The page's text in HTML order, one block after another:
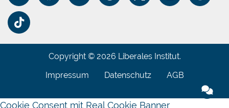
Copyright © 2026 Liberales Institut.
Impressum
Datenschutz AGB
Cookie Consent mit Real Cookie Banner